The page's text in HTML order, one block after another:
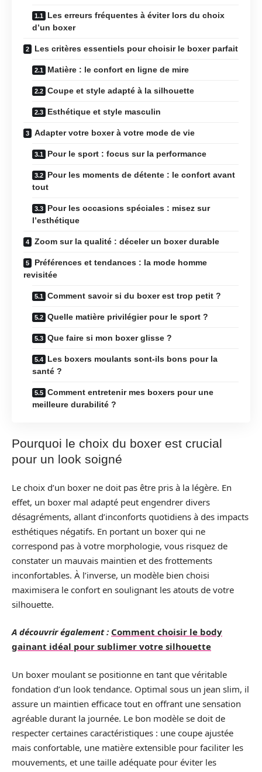
Les erreurs fréquentes à éviter lors du choix
d’un boxer
Les critères essentiels pour choisir le boxer parfait
Matière : le confort en ligne de mire
Coupe et style adapté à la silhouette
Esthétique et style masculin
Adapter votre boxer à votre mode de vie
Pour le sport : focus sur la performance
Pour les moments de détente : le confort avant
tout
Pour les occasions spéciales : misez sur
l’esthétique
Zoom sur la qualité : déceler un boxer durable
Préférences et tendances : la mode homme
revisitée
Comment savoir si du boxer est trop petit ?
Quelle matière privilégier pour le sport ?
Que faire si mon boxer glisse ?
Les boxers moulants sont-ils bons pour la
santé ?
Comment entretenir mes boxers pour une
meilleure durabilité ?
Pourquoi le choix du boxer est crucial
pour un look soigné
Le choix d’un boxer ne doit pas être pris à la légère. En
effet, un boxer mal adapté peut engendrer divers
désagréments, allant d’inconforts quotidiens à des impacts
esthétiques négatifs. En portant un boxer qui ne
correspond pas à votre morphologie, vous risquez de
constater un mauvais maintien et des frottements
inconfortables. À l’inverse, un modèle bien choisi
maximisera le confort en soulignant les atouts de votre
silhouette.
A découvrir également : Comment choisir le body
gainant idéal pour sublimer votre silhouette
Un boxer moulant se positionne en tant que véritable
fondation d’un look tendance. Optimal sous un jean slim, il
assure un maintien efficace tout en offrant une sensation
agréable durant la journée. Le bon modèle se doit de
respecter certaines caractéristiques : une coupe ajustée
mais confortable, une matière extensible pour faciliter les
mouvements, et une taille adéquate pour éviter les